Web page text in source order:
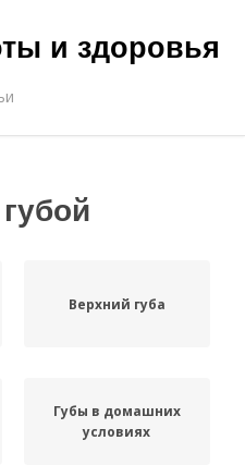
и здоровья
Верхний губа
Губы в домашних
условиях